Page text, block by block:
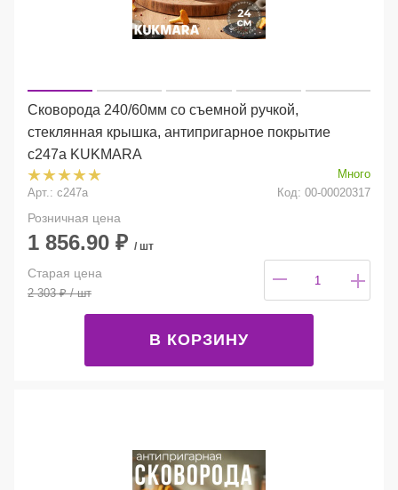
Сковорода 240/60мм со съемной ручкой,
стеклянная крышка, антипригарное покрытие
с247а KUKMARA
Много
Арт.: с247а
Код: 00-00020317
Розничная цена
1 856.90 ₽ / шт
Старая цена
2 303₽/ шт
В КОРЗИНУ